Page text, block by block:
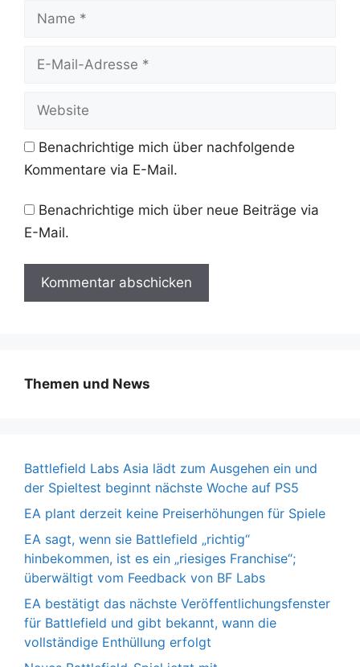
Mail-
Benachrichtige mich über nachfolgende
Kommentare via E-Mail.
Benachrichtige mich über neue Beiträge via
E-Mail.
Themen und News
Battlefield Labs Asia lädt zum Ausgehen ein und
der Spieltest beginnt nächste Woche auf PS5
EA plant derzeit keine Preiserhöhungen für Spiele
EA sagt, wenn sie Battlefield „richtig“
hinbekommen, ist es ein „riesiges Franchise“;
überwältigt vom Feedback von BF Labs
EA bestätigt das nächste Veröffentlichungsfenster
für Battlefield und gibt bekannt, wann die
vollständige Enthüllung erfolgt